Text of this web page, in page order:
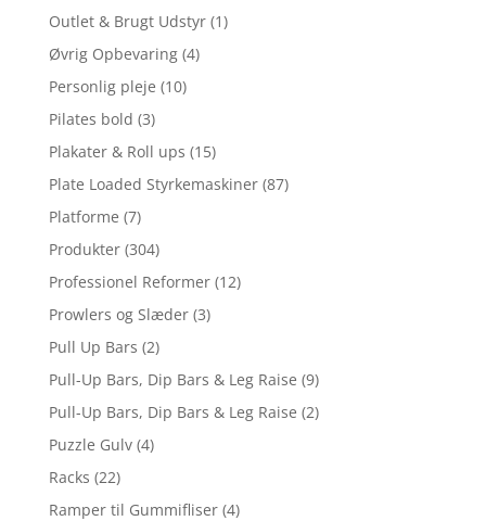
Outlet & Brugt Udstyr (1)
Øvrig Opbevaring (4)
Personlig pleje (10)
Pilates bold (3)
Plakater & Roll ups (15)
Plate Loaded Styrkemaskiner (87)
Platforme (7)
Produkter (304)
Professionel Reformer (12)
Prowlers og Slæder (3)
Pull Up Bars (2)
Pull-Up Bars, Dip Bars & Leg Raise (9)
Pull-Up Bars, Dip Bars & Leg Raise (2)
Puzzle Gulv (4)
Racks (22)
Ramper til Gummifliser (4)